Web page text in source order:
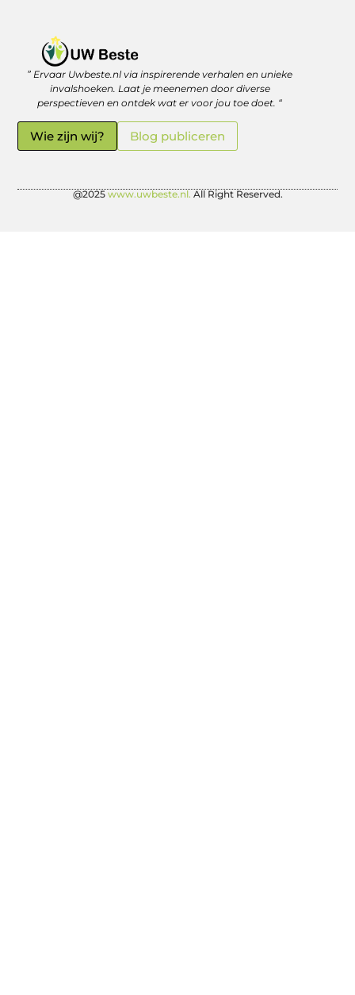
” Ervaar Uwbeste.nl via inspirerende verhalen en unieke
invalshoeken. Laat je meenemen door diverse
perspectieven en ontdek wat er voor jou toe doet. “
Wie zijn wij? Blog publiceren
@2025 www.uwbeste.nl. All Right Reserved.